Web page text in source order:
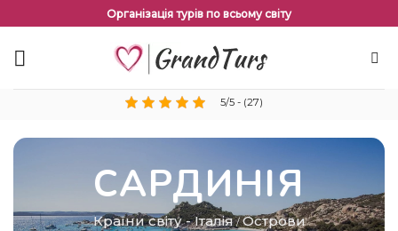
змісту
Організація турів по всьому світу
5/5 - (27)
САРДИНІЯ
Країни світу-Італія / Острови